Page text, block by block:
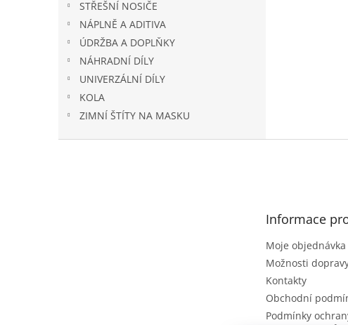
STŘEŠNÍ NOSIČE
NÁPLNĚ A ADITIVA
ÚDRŽBA A DOPLŇKY
NÁHRADNÍ DÍLY
UNIVERZÁLNÍ DÍLY
KOLA
ZIMNÍ ŠTÍTY NA MASKU
Informace
Moje objednávka
Možnosti
Kontakty
Obchodní
Podmínky